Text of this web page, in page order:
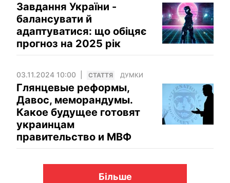
Завдання України -
балансувати й
адаптуватися: що обіцяє
прогноз на 2025 рік
03.11.2024 10:00 СТАТТЯ ДУМКИ
Глянцевые реформы,
Давос, меморандумы.
Какое будущее готовят
украинцам
правительство и МВФ
Більше